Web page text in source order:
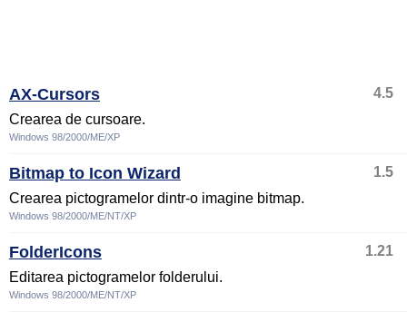
AX-Cursors
4.5
Crearea de cursoare.
Windows 98/2000/ME/XP
Bitmap to Icon Wizard
1.5
Crearea pictogramelor dintr-o imagine bitmap.
Windows 98/2000/ME/NT/XP
FolderIcons
1.21
Editarea pictogramelor folderului.
Windows 98/2000/ME/NT/XP